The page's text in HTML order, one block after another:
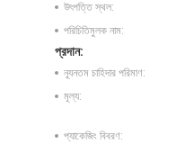
উৎপত্তি স্থল:
পরিচিতিমুলক নাম:
প্রদান:
ন্যূনতম চাহিদার পরিমাণ:
মূল্য:
প্যাকেজিং বিবরণ: